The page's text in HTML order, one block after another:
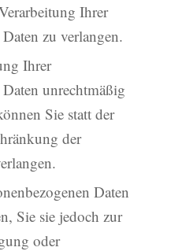
Ihrer
zu verlangen.
Ihrer
unrechtmäßig
Sie statt der
der
Daten
Sie sie jedoch zur
oder